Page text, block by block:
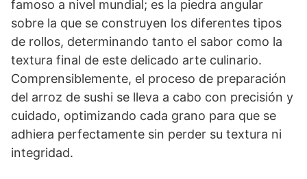
famoso a nivel mundial; es la piedra angular
sobre la que se construyen los diferentes tipos
de rollos, determinando tanto el sabor como la
textura final de este delicado arte culinario.
Comprensiblemente, el proceso de preparación
del arroz de sushi se lleva a cabo con precisión y
cuidado, optimizando cada grano para que se
adhiera perfectamente sin perder su textura ni
integridad.